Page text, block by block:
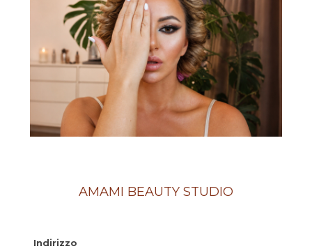
AMAMI BEAUTY STUDIO
Indirizzo